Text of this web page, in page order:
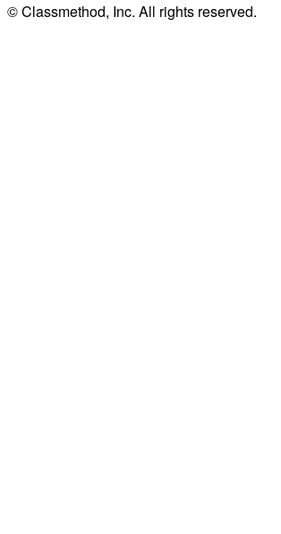
© Classmethod, Inc. All rights reserved.